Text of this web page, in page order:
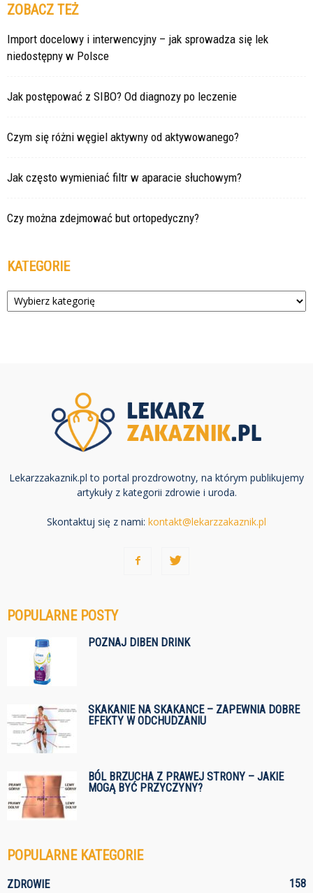
ZOBACZ TEŻ
Import docelowy i interwencyjny – jak sprowadza się lek
niedostępny w Polsce
Jak postępować z SIBO? Od diagnozy po leczenie
Czym się różni węgiel aktywny od aktywowanego?
Jak często wymieniać filtr w aparacie słuchowym?
Czy można zdejmować but ortopedyczny?
KATEGORIE
Kategorie
Lekarzzakaznik.pl to portal prozdrowotny, na którym publikujemy
artykuły z kategorii zdrowie i uroda.
Skontaktuj się z nami: kontakt@lekarzzakaznik.pl
POPULARNE POSTY
POZNAJ DIBEN DRINK
SKAKANIE NA SKAKANCE – ZAPEWNIA DOBRE
EFEKTY W ODCHUDZANIU
BÓL BRZUCHA Z PRAWEJ STRONY – JAKIE
MOGĄ BYĆ PRZYCZYNY?
POPULARNE KATEGORIE
ZDROWIE 158